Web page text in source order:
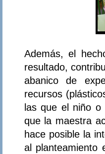
Además, el
resultado,
abanico de
recursos
las que el niño o
que la maestra
hace posible la
al planteamiento